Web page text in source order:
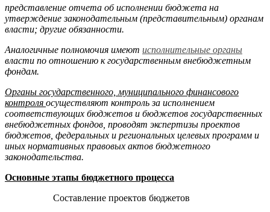
представление отчета об исполнении бюджета на
утверждение за­конодательным (представительным) органам
власти; другие обя­занности.
Аналогичные полномочия имеют исполнительные органы
власти по отношению к государственным внебюджетным
фондам.
Органы государственного, муниципального финансового
контроля осуществляют контроль за исполнением
соответствующих бюджетов и бюджетов государственных
внебюджетных фондов, проводят экспертизы проектов
бюджетов, федеральных и региональных целевых программ и
иных нормативных правовых актов бюджетного
законодательства.
Основные этапы бюджетного процесса
Составление проектов бюджетов